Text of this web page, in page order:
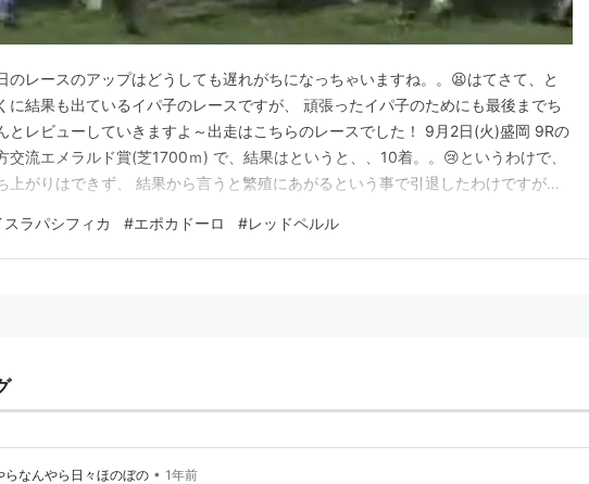
のレースのアップはどうしても遅れがちになっちゃいますね。。😫はてさて、と
に結果も出ているイパ子のレースですが、 頑張ったイパ子のためにも最後までち
とレビューしていきますよ～出走はこちらのレースでした！ 9月2日(火)盛岡 9Rの
交流エメラルド賞(芝1700ｍ) で、結果はというと、、10着。。😢というわけで、
上がりはできず、 結果から言うと繁殖にあがるという事で引退したわけですが、
ってる感じですが、 出負けすることなく出ることができていますね。ﾖｼﾖｼヾ(・
｀) スタートシーンスター…
スラパシフィカ #エポカドーロ #レッドペルル
らなんやら日々ほのぼの • 1年前